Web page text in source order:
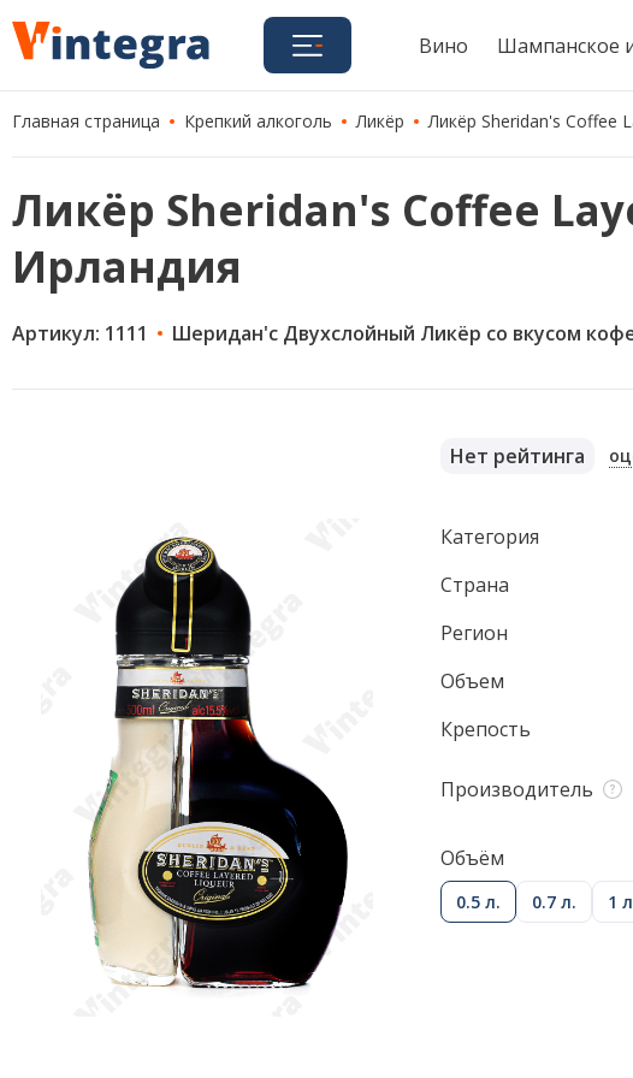
Вино Шампанское
Главная страница Крепкий алкоголь Ликёр Ликёр Sheridan's Coffee
Ликёр Sheridan's Coffee
Ирландия
Артикул: 1111 Шеридан'с Двухслойный Ликёр со вкусом
Нет рейтинга
Категория
Страна
Регион
Объем
Крепость
Производитель
Объём
0.5 л. 0.7 л. 1